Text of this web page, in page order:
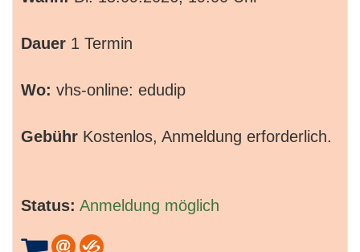
Dauer 1 Termin
Wo: vhs-online: edudip
Gebühr Kostenlos, Anmeldung erforderlich.
Status: Anmeldung möglich